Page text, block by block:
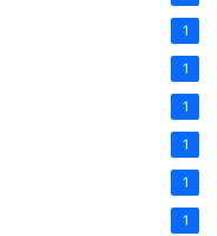
1
1
1
1
1
1